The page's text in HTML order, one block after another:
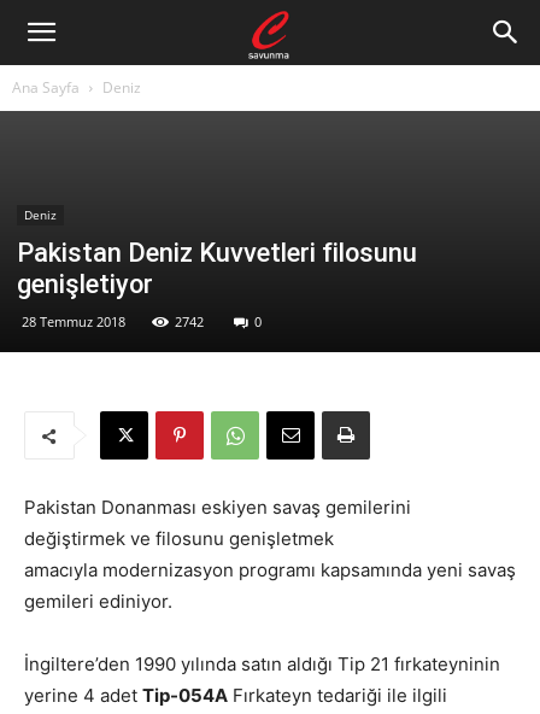
Ana Sayfa Deniz
Deniz
Pakistan Deniz Kuvvetleri filosunu
genişletiyor
28 Temmuz 2018 2742 0
Pakistan Donanması eskiyen savaş gemilerini
değiştirmek ve filosunu genişletmek
amacıyla modernizasyon programı kapsamında yeni savaş
gemileri ediniyor.
İngiltere’den 1990 yılında satın aldığı Tip 21 fırkateyninin
yerine 4 adet Tip-054A Fırkateyn tedariği ile ilgili